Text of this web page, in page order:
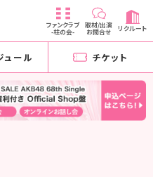
ファンクラブ
-柱の会-
取材/出演
お問合せ リクルート
ュール チケット